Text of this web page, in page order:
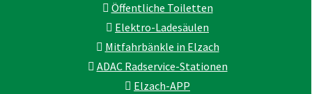
Öffentliche Toiletten
Elektro-Ladesäulen
Mitfahrbänkle in Elzach
ADAC Radservice-Stationen
Elzach-APP